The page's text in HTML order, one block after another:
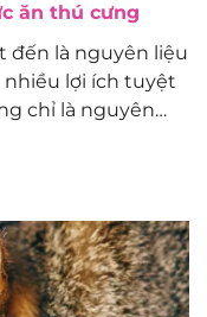
ăn thú cưng
đến là nguyên liệu
lợi ích tuyệt
chỉ là nguyên